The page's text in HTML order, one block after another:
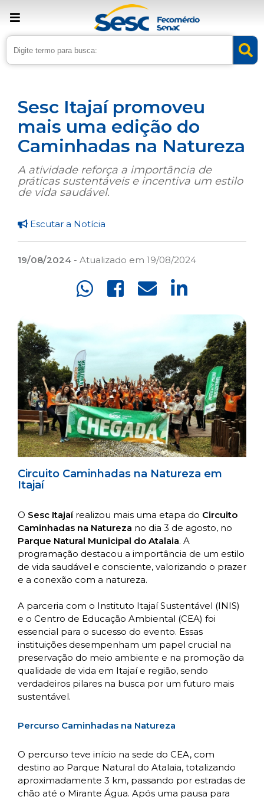
› Home › Noticias
Sesc Itajaí promoveu
mais uma edição do
Caminhadas na Natureza
A atividade reforça a importância de
práticas sustentáveis e incentiva um estilo
de vida saudável.
Escutar a Notícia
19/08/2024 - Atualizado em 19/08/2024
Circuito Caminhadas na Natureza em
Itajaí
O Sesc Itajaí realizou mais uma etapa do Circuito
Caminhadas na Natureza no dia 3 de agosto, no
Parque Natural Municipal do Atalaia. A
programação destacou a importância de um estilo
de vida saudável e consciente, valorizando o prazer
e a conexão com a natureza.
A parceria com o Instituto Itajaí Sustentável (INIS)
e o Centro de Educação Ambiental (CEA) foi
essencial para o sucesso do evento. Essas
instituições desempenham um papel crucial na
preservação do meio ambiente e na promoção da
qualidade de vida em Itajaí e região, sendo
verdadeiros pilares na busca por um futuro mais
sustentável.
Percurso Caminhadas na Natureza
O percurso teve início na sede do CEA, com
destino ao Parque Natural do Atalaia, totalizando
aproximadamente 3 km, passando por estradas de
chão até o Mirante Água. Após uma pausa para